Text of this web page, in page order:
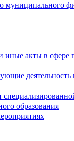
муниципального
акты в сфере
деятельность
образования